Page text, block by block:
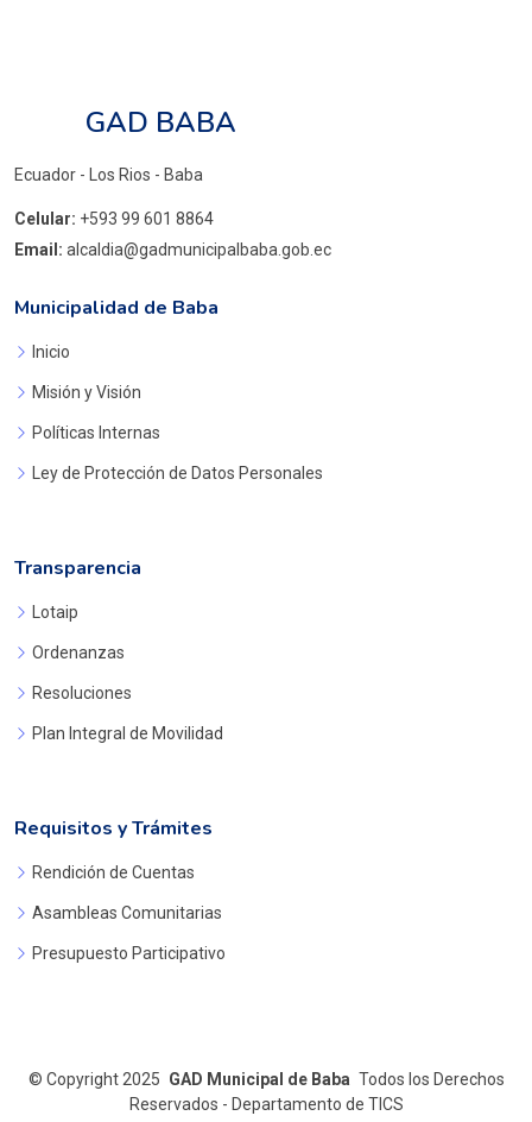
GAD BABA
Ecuador - Los Rios - Baba
Celular: +593 99 601 8864
Email: alcaldia@gadmunicipalbaba.gob.ec
Municipalidad de Baba
Inicio
Misión y Visión
Políticas Internas
Ley de Protección de Datos Personales
Transparencia
Lotaip
Ordenanzas
Resoluciones
Plan Integral de Movilidad
Requisitos y Trámites
Rendición de Cuentas
Asambleas Comunitarias
Presupuesto Participativo
© Copyright 2025 GAD Municipal de Baba Todos los Derechos
Reservados - Departamento de TICS